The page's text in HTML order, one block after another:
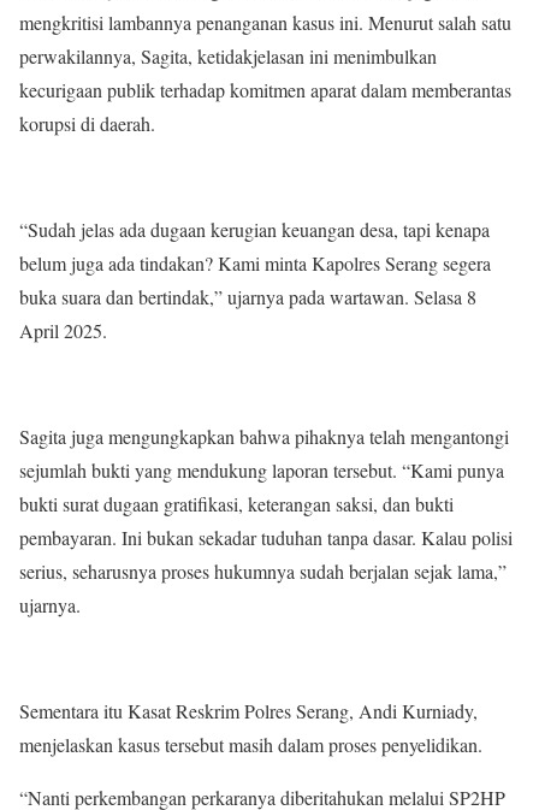
mengkritisi lambannya penanganan kasus ini. Menurut salah satu
perwakilannya, Sagita, ketidakjelasan ini menimbulkan
kecurigaan publik terhadap komitmen aparat dalam memberantas
korupsi di daerah.
“Sudah jelas ada dugaan kerugian keuangan desa, tapi kenapa
belum juga ada tindakan? Kami minta Kapolres Serang segera
buka suara dan bertindak,” ujarnya pada wartawan. Selasa 8
April 2025.
Sagita juga mengungkapkan bahwa pihaknya telah mengantongi
sejumlah bukti yang mendukung laporan tersebut. “Kami punya
bukti surat dugaan gratifikasi, keterangan saksi, dan bukti
pembayaran. Ini bukan sekadar tuduhan tanpa dasar. Kalau polisi
serius, seharusnya proses hukumnya sudah berjalan sejak lama,”
ujarnya.
Sementara itu Kasat Reskrim Polres Serang, Andi Kurniady,
menjelaskan kasus tersebut masih dalam proses penyelidikan.
“Nanti perkembangan perkaranya diberitahukan melalui SP2HP